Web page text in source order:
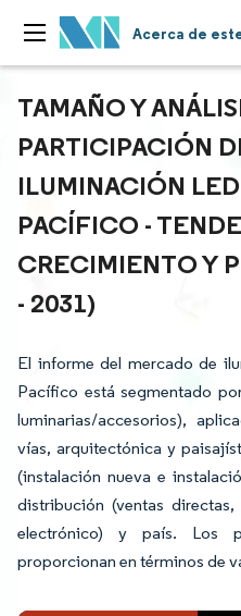
Acerca de
TAMAÑO Y
PARTICIPACIÓN
ILUMINACIÓN
PACÍFICO -
CRECIMIENTO Y
- 2031)
El informe del mercado de
Pacífico está segmentado
luminarias/accesorios),
vías, arquitectónica y
(instalación nueva e
distribución (ventas
electrónico) y país. Los
proporcionan en términos de